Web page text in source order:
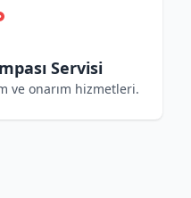
Servisi
ve onarım hizmetleri.